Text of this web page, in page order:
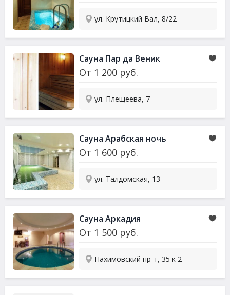
ул. Крутицкий Вал, 8/22
Сауна Пар да Веник
От 1 200 руб.
ул. Плещеева, 7
Сауна Арабская ночь
От 1 600 руб.
ул. Талдомская, 13
Сауна Аркадия
От 1 500 руб.
Нахимовский пр-т, 35 к 2